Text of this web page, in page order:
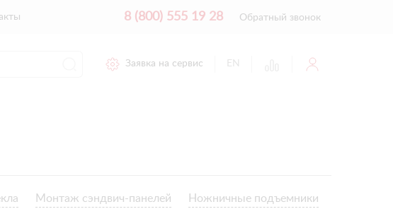
8 (800) 555 19 28 Обратный звонок
Заявка на сервис EN
Монтаж сэндвич-панелей
Ножничные подъемники